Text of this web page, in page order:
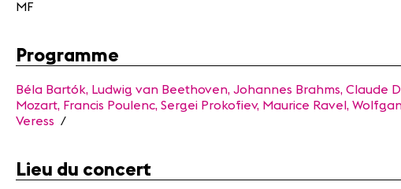
MF
Programme
Béla Bartók, Ludwig van Beethoven, Johannes Brahms, Claude
Mozart, Francis Poulenc, Sergei Prokofiev, Maurice Ravel,
Veress /
Lieu du concert